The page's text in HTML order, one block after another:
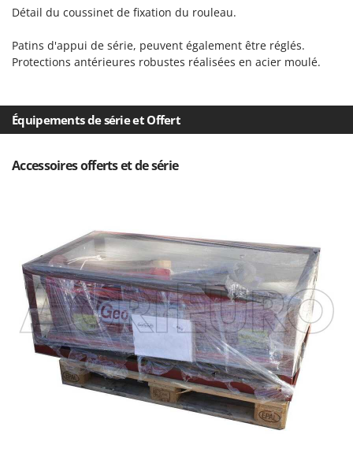
S
S.T.P.
Santos
Sbaraglia
Seven Italy
Shark
Silky
Smartwood
Smeg
Snapper
Solidur
Spice Electronics
Spiralmac
Spring Protezione
Détail du coussinet de fixation du rouleau.
Patins d'appui de série, peuvent également être réglés.
Protections antérieures robustes réalisées en acier moulé.
Équipements de série et Offert
Accessoires offerts et de série